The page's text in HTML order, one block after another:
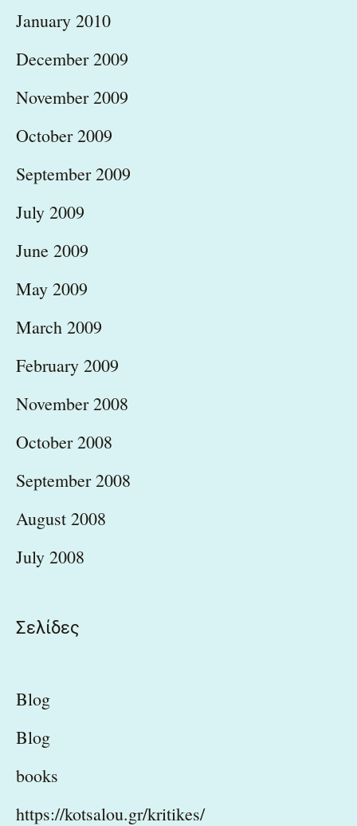
January 2010
December 2009
November 2009
October 2009
September 2009
July 2009
June 2009
May 2009
March 2009
February 2009
November 2008
October 2008
September 2008
August 2008
July 2008
Σελίδες
Blog
Blog
books
https://kotsalou.gr/kritikes/